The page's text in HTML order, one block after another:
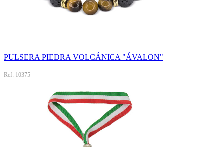
PULSERA PIEDRA VOLCÁNICA "ÁVALON"
Ref: 10375